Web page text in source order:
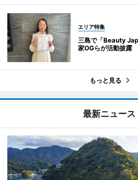
エリア特集
三島で「Beauty
家OGらが活動披露
もっと見る
最新ニュース